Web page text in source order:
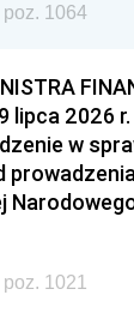
1064
lipca 2026 r.
w
prowadzenia
1021